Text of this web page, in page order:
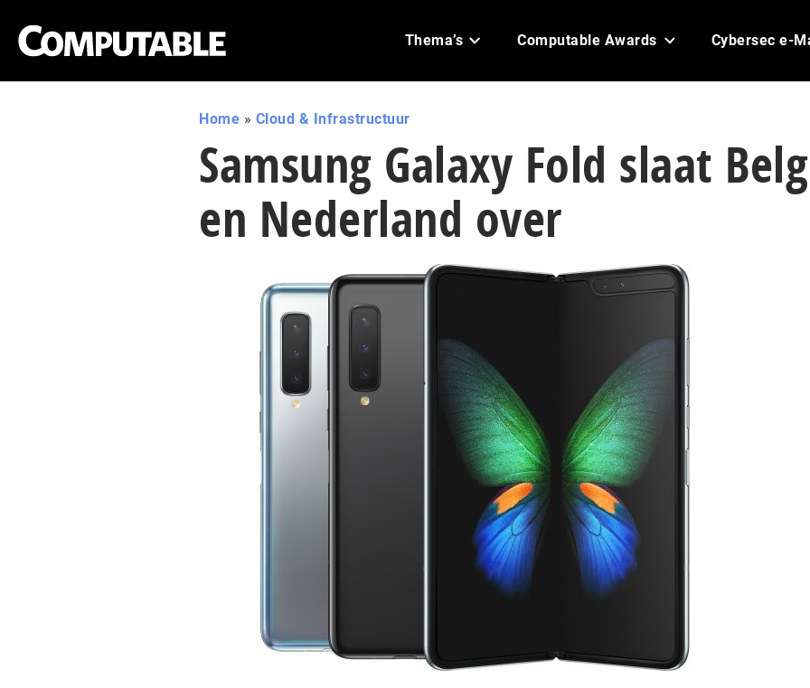
Thema’s Computable Awards Cybersec e-
Home » Cloud & Infrastructuur
Samsung Galaxy Fold slaat
en Nederland over